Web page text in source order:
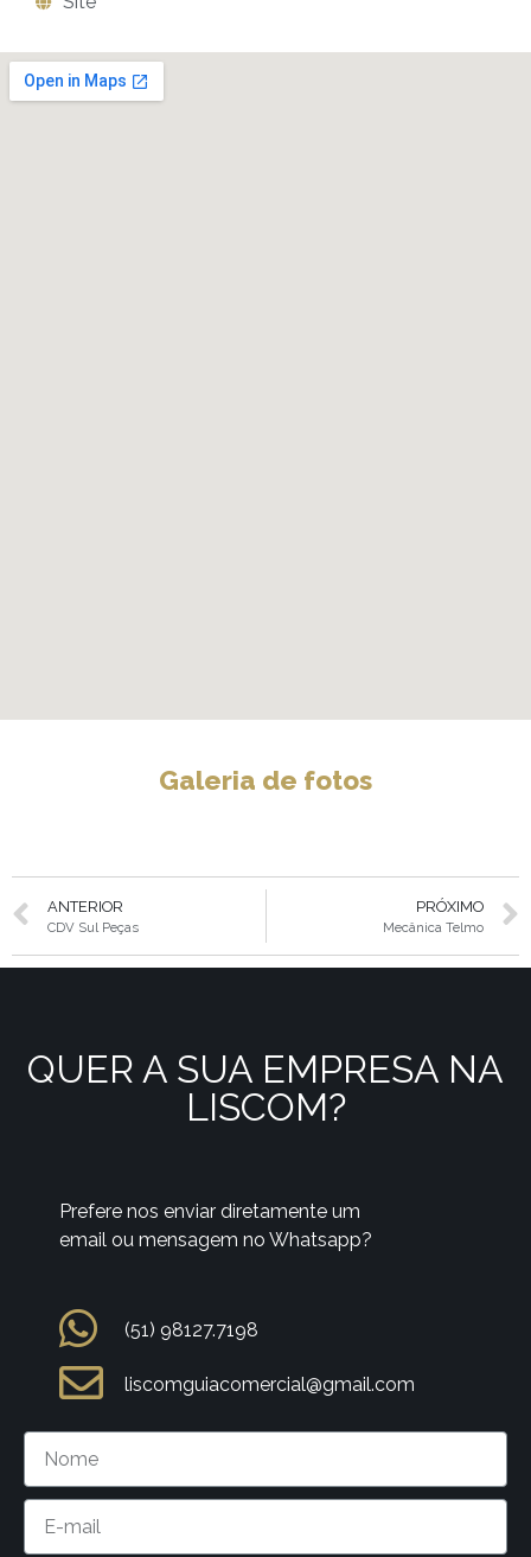
Galeria de fotos
ANTERIOR
CDV Sul Peças
PRÓXIMO
Mecânica Telmo
QUER A SUA EMPRESA NA
LISCOM?
Prefere nos enviar diretamente um
email ou mensagem no Whatsapp?
(51) 98127.7198
liscomguiacomercial@gmail.com